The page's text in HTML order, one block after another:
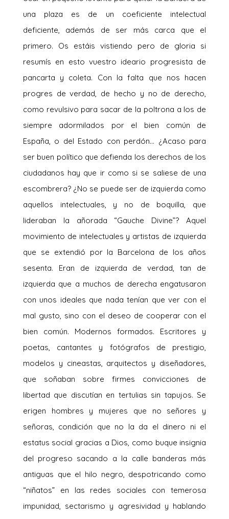
una plaza es de un coeficiente intelectual
deficiente, además de ser más carca que el
primero. Os estáis vistiendo pero de gloria si
resumís en esto vuestro ideario progresista de
pancarta y coleta. Con la falta que nos hacen
progres de verdad, de hecho y no de derecho,
como revulsivo para sacar de la poltrona a los de
siempre adormilados por el bien común de
España, o del Estado con perdón… ¿Acaso para
ser buen político que defienda los derechos de los
ciudadanos hay que ir como si se saliese de una
escombrera? ¿No se puede ser de izquierda como
aquellos intelectuales, y no de boquilla, que
lideraban la añorada “Gauche Divine”? Aquel
movimiento de intelectuales y artistas de izquierda
que se extendió por la Barcelona de los años
sesenta. Eran de izquierda de verdad, tan de
izquierda que a muchos de derecha engatusaron
con unos ideales que nada tenían que ver con el
mal gusto, sino con el deseo de cooperar con el
bien común. Modernos formados. Escritores y
poetas, cantantes y fotógrafos de prestigio,
modelos y cineastas, arquitectos y diseñadores,
que soñaban sobre firmes convicciones de
libertad que discutían en tertulias sin tapujos. Se
erigen hombres y mujeres que no señores y
señoras, condición que no la da el dinero ni el
estatus social gracias a Dios, como buque insignia
del progreso sacando a la calle banderas más
antiguas que el hilo negro, despotricando como
“niñatos” en las redes sociales con temerosa
impunidad, sectarismo y agresividad y hablando